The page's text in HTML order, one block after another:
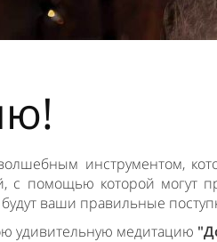
инструментом,
с помощью которой могут
будут ваши правильные
удивительную медитацию